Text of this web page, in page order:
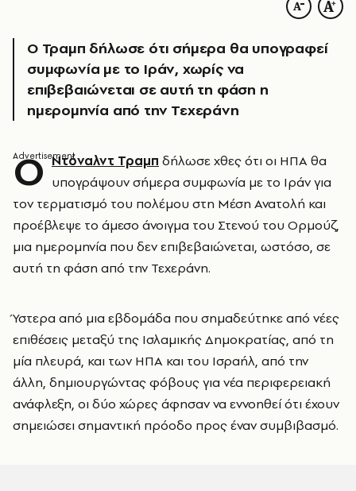
Ο Τραμπ δήλωσε ότι σήμερα θα υπογραφεί
συμφωνία με το Ιράν, χωρίς να
επιβεβαιώνεται σε αυτή τη φάση η
ημερομηνία από την Τεχεράνη
Ο Ντόναλντ Τραμπ δήλωσε χθες ότι οι ΗΠΑ θα
υπογράψουν σήμερα συμφωνία με το Ιράν για
τον τερματισμό του πολέμου στη Μέση Ανατολή και
προέβλεψε το άμεσο άνοιγμα του Στενού του Ορμούζ,
μια ημερομηνία που δεν επιβεβαιώνεται, ωστόσο, σε
αυτή τη φάση από την Τεχεράνη.
Ύστερα από μια εβδομάδα που σημαδεύτηκε από νέες
επιθέσεις μεταξύ της Ισλαμικής Δημοκρατίας, από τη
μία πλευρά, και των ΗΠΑ και του Ισραήλ, από την
άλλη, δημιουργώντας φόβους για νέα περιφερειακή
ανάφλεξη, οι δύο χώρες άφησαν να εννοηθεί ότι έχουν
σημειώσει σημαντική πρόοδο προς έναν συμβιβασμό.